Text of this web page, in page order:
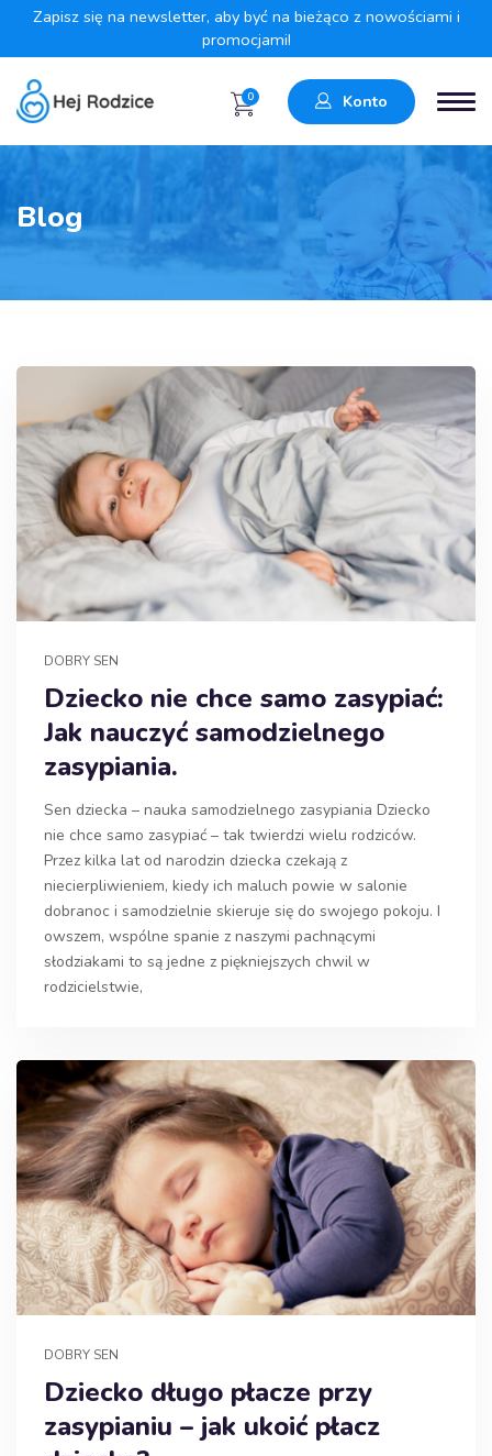
Zapisz się na newsletter, aby być na bieżąco z nowościami i
promocjami!
0 Konto
Blog
DOBRY SEN
Dziecko nie chce samo zasypiać:
Jak nauczyć samodzielnego
zasypiania.
Sen dziecka – nauka samodzielnego zasypiania Dziecko
nie chce samo zasypiać – tak twierdzi wielu rodziców.
Przez kilka lat od narodzin dziecka czekają z
niecierpliwieniem, kiedy ich maluch powie w salonie
dobranoc i samodzielnie skieruje się do swojego pokoju. I
owszem, wspólne spanie z naszymi pachnącymi
słodziakami to są jedne z piękniejszych chwil w
rodzicielstwie,
DOBRY SEN
Dziecko długo płacze przy
zasypianiu – jak ukoić płacz